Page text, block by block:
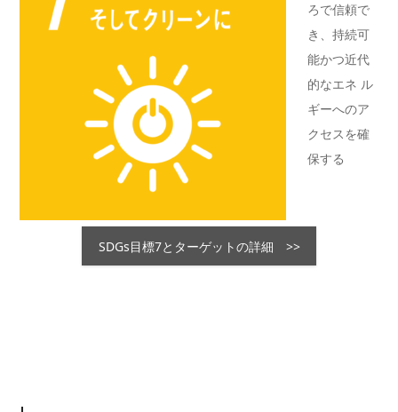
ろで信頼で
き、持続可
能かつ近代
的なエネ ル
ギーへのア
クセスを確
保する
SDGs目標7とターゲットの詳細 >>